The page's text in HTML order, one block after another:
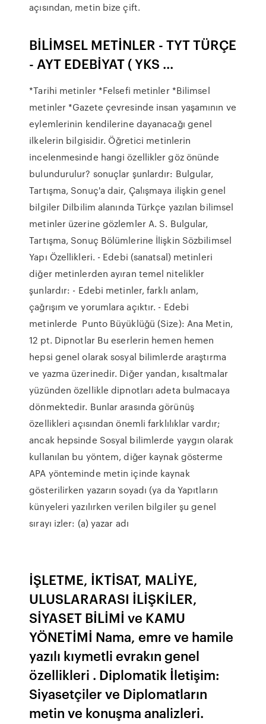
açısından, metin bize çift.
BİLİMSEL METİNLER - TYT TÜRÇE
- AYT EDEBİYAT ( YKS ...
*Tarihi metinler *Felsefi metinler *Bilimsel
metinler *Gazete çevresinde insan yaşamının ve
eylemlerinin kendilerine dayanacağı genel
ilkelerin bilgisidir. Öğretici metinlerin
incelenmesinde hangi özellikler göz önünde
bulundurulur? sonuçlar şunlardır: Bulgular,
Tartışma, Sonuç'a dair, Çalışmaya ilişkin genel
bilgiler Dilbilim alanında Türkçe yazılan bilimsel
metinler üzerine gözlemler A. S. Bulgular,
Tartışma, Sonuç Bölümlerine İlişkin Sözbilimsel
Yapı Özellikleri. - Edebi (sanatsal) metinleri
diğer metinlerden ayıran temel nitelikler
şunlardır: - Edebi metinler, farklı anlam,
çağrışım ve yorumlara açıktır. - Edebi
metinlerde Punto Büyüklüğü (Size): Ana Metin,
12 pt. Dipnotlar Bu eserlerin hemen hemen
hepsi genel olarak sosyal bilimlerde araştırma
ve yazma üzerinedir. Diğer yandan, kısaltmalar
yüzünden özellikle dipnotları adeta bulmacaya
dönmektedir. Bunlar arasında görünüş
özellikleri açısından önemli farklılıklar vardır;
ancak hepsinde Sosyal bilimlerde yaygın olarak
kullanılan bu yöntem, diğer kaynak gösterme
APA yönteminde metin içinde kaynak
gösterilirken yazarın soyadı (ya da Yapıtların
künyeleri yazılırken verilen bilgiler şu genel
sırayı izler: (a) yazar adı
İŞLETME, İKTİSAT, MALİYE,
ULUSLARARASI İLİŞKİLER,
SİYASET BİLİMİ ve KAMU
YÖNETİMİ Nama, emre ve hamile
yazılı kıymetli evrakın genel
özellikleri . Diplomatik İletişim:
Siyasetçiler ve Diplomatların
metin ve konuşma analizleri.